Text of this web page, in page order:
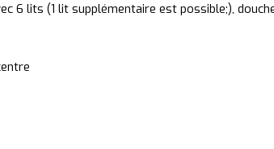
6 lits (1 lit supplémentaire est possible;),